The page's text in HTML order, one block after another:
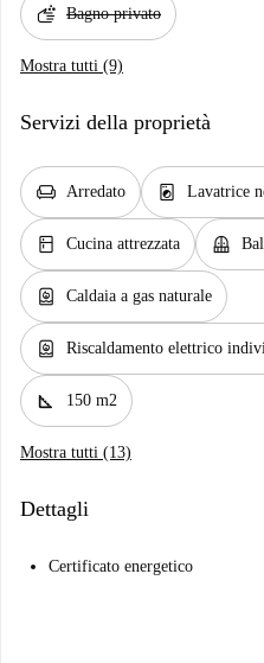
soap Bagno privato
Mostra tutti (9)
Servizi della proprietà
chair Arredato local_laundry_service Lavatrice
kitchen Cucina attrezzata balcony
water_heater Caldaia a gas naturale
water_heater Riscaldamento elettrico
square_foot 150 m2
Mostra tutti (13)
Dettagli
Certificato energetico